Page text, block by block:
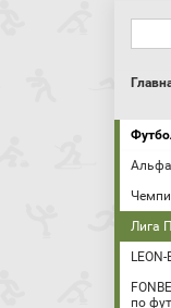
Лига
по